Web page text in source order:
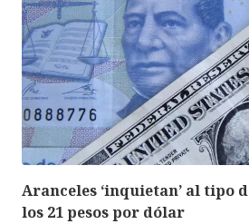
Aranceles ‘inquietan’ al tipo
los 21 pesos por dólar